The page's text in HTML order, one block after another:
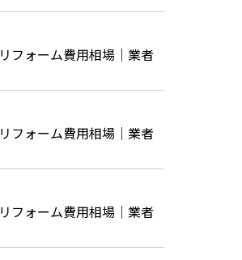
フォーム費用相場｜業者
フォーム費用相場｜業者
フォーム費用相場｜業者